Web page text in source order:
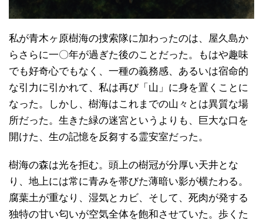
私が青木ヶ原樹海の捜索隊に加わったのは、屋久島か
らさらに一〇年が過ぎた後のことだった。もはや趣味
でも好奇心でもなく、一種の義務感、あるいは宿命的
な引力に引かれて、私は再び「山」に身を置くことに
なった。しかし、樹海はこれまでの山々とは異質な場
所だった。生きた緑の迷宮というよりも、巨大な口を
開けた、生の記憶を反芻する霊安室だった。
樹海の森は光を拒む。頭上の樹冠が分厚い天井とな
り、地上には常に青みを帯びた薄暗い影が横たわる。
腐葉土が重なり、湿気とカビ、そして、死肉が発する
独特の甘い匂いが空気全体を飽和させていた。歩くた